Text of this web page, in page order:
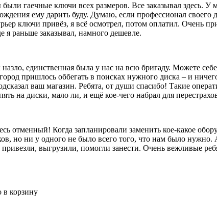
гаечные ключи всех размеров. Все заказывал здесь. У
ему дарить буду. Думаю, если профессионал
ключи привёз, я всё осмотрел, потом оплатил. Очень
я раньше заказывал, намного дешевле.
единственная была у нас на всю бригаду. Можете
пришлось оббегать в поисках нужного диска – и
ваш магазин. Ребята, от души спасибо! Такие
на диски, мало ли, и ещё кое-чего набрал для
отменный! Когда запланировали заменить кое-какое
но ни у одного не было всего того, что нам было
привезли, выгрузили, помогли занести. Очень вежливые
в корзину